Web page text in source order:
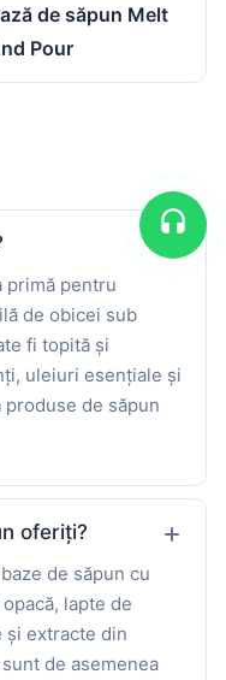
de săpun Melt
Pour
primă pentru
de obicei sub
fi topită și
uleiuri esențiale și
de săpun
oferiți?
de săpun cu
lapte de
și extracte din
de asemenea